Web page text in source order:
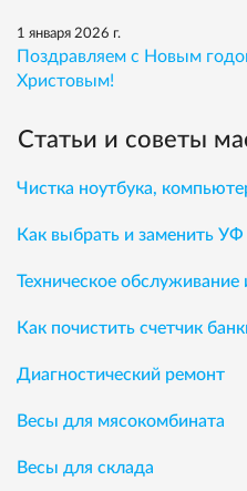
1 января 2026 г.
Поздравляем с Новым
Христовым!
Статьи и советы
Чистка ноутбука,
Как выбрать и заменить
Техническое обслуживание
Как почистить счетчик
Диагностический ремонт
Весы для мясокомбината
Весы для склада